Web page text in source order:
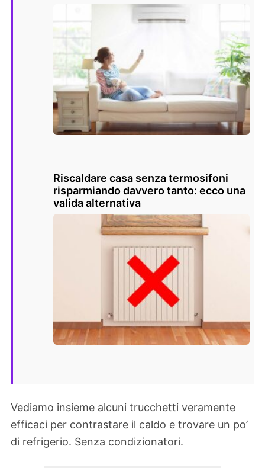
Riscaldare casa senza termosifoni
risparmiando davvero tanto: ecco una
valida alternativa
Vediamo insieme alcuni trucchetti veramente
efficaci per contrastare il caldo e trovare un po’
di refrigerio. Senza condizionatori.